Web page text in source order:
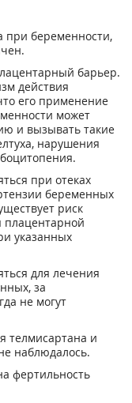
при беременности,
барьер.
действия
его применение
может
и вызывать такие
нарушения
при отеках
беременных
риск
указанных
для лечения
за
не могут
телмисартана и
наблюдалось.
фертильность